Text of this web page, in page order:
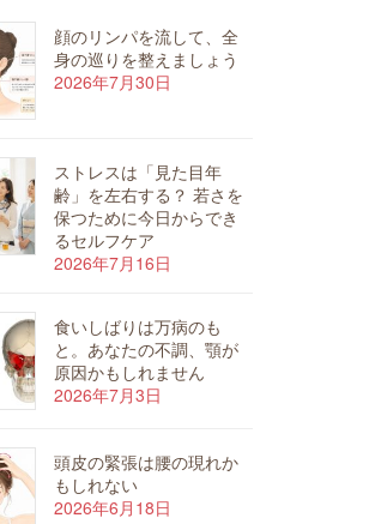
顔のリンパを流して、全
身の巡りを整えましょう
2026年7月30日
ストレスは「見た目年
齢」を左右する？ 若さを
保つために今日からでき
るセルフケア
2026年7月16日
食いしばりは万病のも
と。あなたの不調、顎が
原因かもしれません
2026年7月3日
頭皮の緊張は腰の現れか
もしれない
2026年6月18日